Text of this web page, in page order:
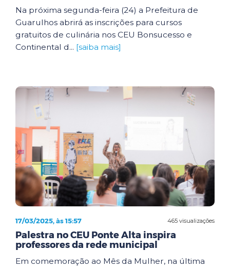
Na próxima segunda-feira (24) a Prefeitura de
Guarulhos abrirá as inscrições para cursos
gratuitos de culinária nos CEU Bonsucesso e
Continental d... [saiba mais]
465 visualizações
17/03/2025, às 15:57
Palestra no CEU Ponte Alta inspira
professores da rede municipal
Em comemoração ao Mês da Mulher, na última